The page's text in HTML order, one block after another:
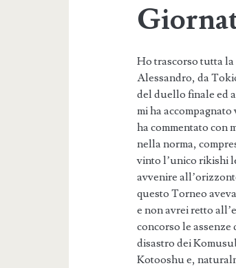
Ho trascorso tutta
Alessandro, da
del duello finale ed
mi ha
ha commentato con
nella norma,
vinto l’unico rikishi
avvenire
questo Torneo
e non avrei retto
concorso le
disastro dei
Kotooshu e,